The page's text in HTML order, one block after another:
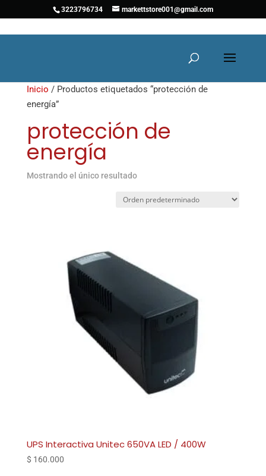
3223796734 markettstore001@gmail.com
Inicio / Productos etiquetados “protección de
energía”
protección de
energía
Mostrando el único resultado
UPS Interactiva Unitec 650VA LED / 400W
$ 160.000